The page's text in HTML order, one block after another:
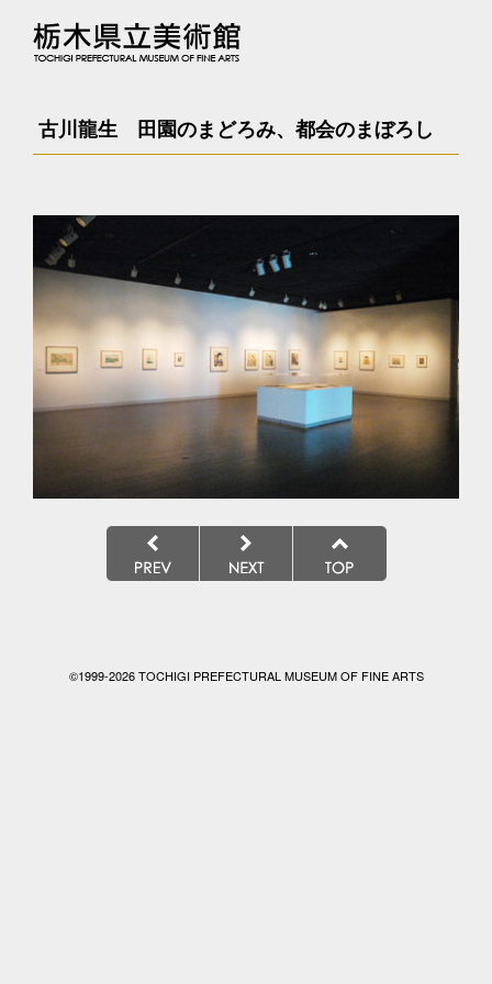
古川龍生 田園のまどろみ、都会のまぼろし
©1999-2026 TOCHIGI PREFECTURAL MUSEUM OF FINE ARTS